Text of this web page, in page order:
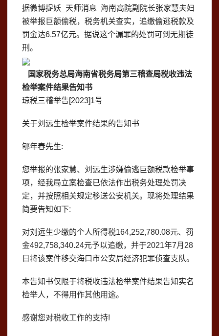
据微博捉妖_天师消息 海南高院副院长张家慧夫妇
被举报巨额偷税，税务机关查实，追缴偷逃税款及
罚金达6.57亿元。据说这个漏罪的处罚可到无期徒
刑。
国家税务总局海南省税务局第三稽查局税收违法
检举案件结果告知书
琼税三稽举告[2023]1号
关于刘远生检举案件结果的告知书
郇年春先生:
您举报的张家慧、刘远生涉嫌偷逃巨额税款检举事
项，经我局立案检查已依法作出税务处理处罚决
定，并按照相关规定移送公安机关。现将处理结果
简要告知如下:
对刘远生少缴的个人所得税164,252,780.08元、罚
金492,758,340.24元予以追缴，并于2021年7月28
日将该案件移交海口市公安局经济犯罪侦查支队。
本告知书仅限于将税收违法检举案件结果告知实名
检举人，不得用作其他用途。
感谢您对税收工作的支持!